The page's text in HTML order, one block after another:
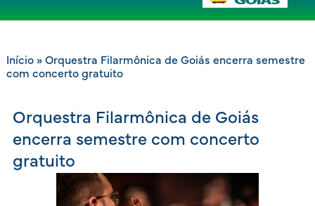
Início» Orquestra Filarmônica de Goiás encerra semestre
com concerto gratuito
Orquestra Filarmônica de Goiás
encerra semestre com concerto
gratuito